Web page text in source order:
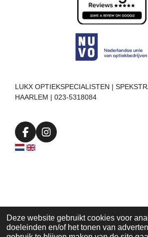
Deze website gebruikt cookies voor
doeleinden en/of het tonen van
LUKX OPTIEKSPECIALISTEN |
HAARLEM | 023-5318084
F
a
I